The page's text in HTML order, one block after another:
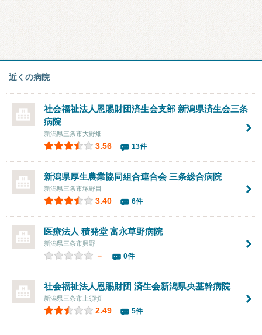
近くの病院
社会福祉法人恩賜財団済生会支部 新潟県済生会三条
病院
新潟県三条市大野畑
3.56 13件
新潟県厚生農業協同組合連合会 三条総合病院
新潟県三条市塚野目
3.40 6件
医療法人 積発堂 富永草野病院
新潟県三条市興野
－ 0件
社会福祉法人恩賜財団 済生会新潟県央基幹病院
新潟県三条市上須頃
2.49 5件